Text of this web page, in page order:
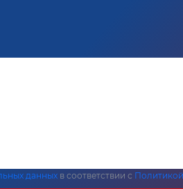
данных в соответствии с